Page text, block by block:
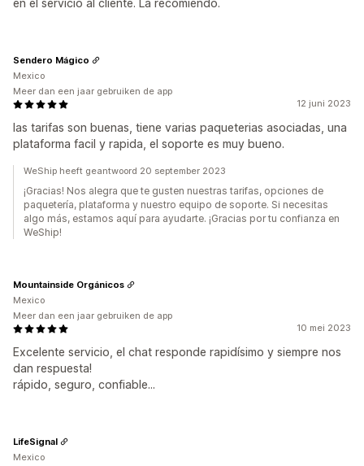
en el servicio al cliente. La recomiendo.
12 juni 2023
las tarifas son buenas, tiene varias paqueterias asociadas, una
plataforma facil y rapida, el soporte es muy bueno.
Sendero Mágico
Mexico
Meer dan een jaar gebruiken de app
WeShip heeft geantwoord 20 september 2023
¡Gracias! Nos alegra que te gusten nuestras tarifas, opciones de
paquetería, plataforma y nuestro equipo de soporte. Si necesitas
algo más, estamos aquí para ayudarte. ¡Gracias por tu confianza en
WeShip!
10 mei 2023
Excelente servicio, el chat responde rapidísimo y siempre nos
dan respuesta!
rápido, seguro, confiable...
Mountainside Orgánicos
Mexico
Meer dan een jaar gebruiken de app
LifeSignal
Mexico